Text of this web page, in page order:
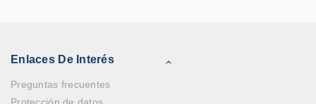
Enlaces De Interés
Preguntas frecuentes